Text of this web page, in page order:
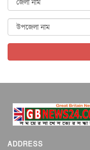
আন্তর্জাতিক
ADDRESS